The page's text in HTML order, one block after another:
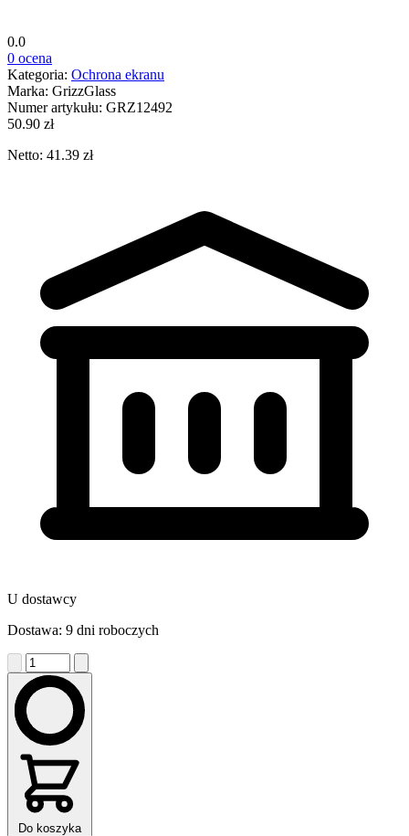
0.0
0 ocena
Kategoria: Ochrona ekranu
Marka: GrizzGlass
Numer artykułu: GRZ12492
50.90 zł
Netto: 41.39 zł
U dostawcy
Dostawa: 9 dni roboczych
Do koszyka